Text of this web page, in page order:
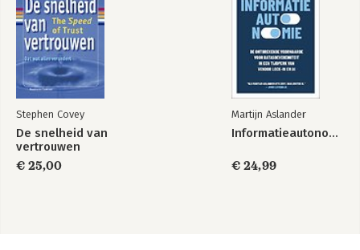
.epiloog 97
.postscriptum 99
Stephen Covey
De snelheid van
vertrouwen
€ 25,00
Martijn Aslander
Informatieautonomie
€ 24,99